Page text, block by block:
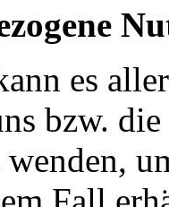
es
bzw.